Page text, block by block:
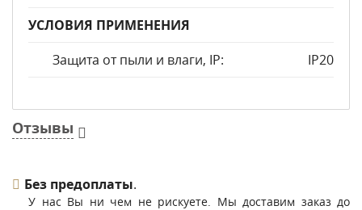
УСЛОВИЯ ПРИМЕНЕНИЯ
Защита от пыли и влаги, IP:
IP20
Отзывы
Без предоплаты.
У нас Вы ни чем не рискуете. Мы доставим заказ до